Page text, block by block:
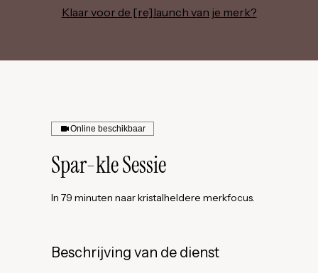
Klaar voor de [re]launch van je merk?
Online beschikbaar
Spar-kle Sessie
In 79 minuten naar kristalheldere merkfocus.
Beschrijving van de dienst